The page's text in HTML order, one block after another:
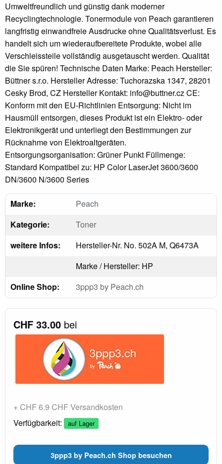
Umweltfreundlich und günstig dank moderner
Recyclingtechnologie. Tonermodule von Peach garantieren
langfristig einwandfreie Ausdrucke ohne Qualitätsverlust. Es
handelt sich um wiederaufbereitete Produkte, wobei alle
Verschleissteile vollständig ausgetauscht werden. Qualität
die Sie spüren! Technische Daten Marke: Peach Hersteller:
Büttner s.r.o. Hersteller Adresse: Tuchorazska 1347, 28201
Cesky Brod, CZ Hersteller Kontakt: info@buttner.cz CE:
Konform mit den EU-Richtlinien Entsorgung: Nicht im
Hausmüll entsorgen, dieses Produkt ist ein Elektro- oder
Elektronikgerät und unterliegt den Bestimmungen zur
Rücknahme von Elektroaltgeräten.
Entsorgungsorganisation: Grüner Punkt Füllmenge:
Standard Kompatibel zu: HP Color LaserJet 3600/3600
DN/3600 N/3600 Series
Marke:
Peach
Kategorie:
Toner
weitere Infos:
Hersteller-Nr. No. 502A M, Q6473A
Marke / Hersteller: HP
Online Shop:
3ppp3 by Peach.ch
CHF 33.00 bei
+ CHF 6.9 CHF Versandkosten
Verfügbarkeit:
auf Lager
3ppp3 by Peach.ch Shop besuchen